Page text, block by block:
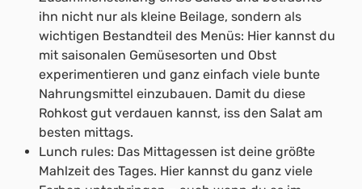
ihn nicht nur als kleine Beilage, sondern als
wichtigen Bestandteil des Menüs: Hier kannst du
mit saisonalen Gemüsesorten und Obst
experimentieren und ganz einfach viele bunte
Nahrungsmittel einzubauen. Damit du diese
Rohkost gut verdauen kannst, iss den Salat am
besten mittags.
Lunch rules: Das Mittagessen ist deine größte
Mahlzeit des Tages. Hier kannst du ganz viele